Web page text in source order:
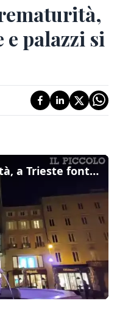
palazzi si
Giornata della prematurità, a Trieste fontane e palazzi si tingono di viola